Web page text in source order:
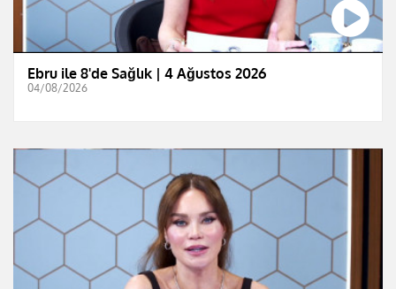
Ebru ile 8'de Sağlık | 4 Ağustos 2026
04/08/2026